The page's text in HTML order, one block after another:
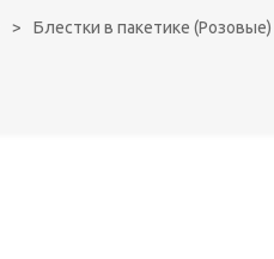
Блестки в пакетике (Розовые)